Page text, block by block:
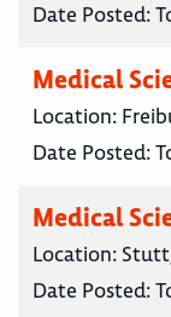
Date Posted:
Medical
Location:
Date Posted:
Medical
Location:
Date Posted: